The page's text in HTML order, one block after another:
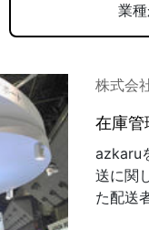
特定個人情報保護方針
発送代行・全
SHIPPING /
在庫管理システム
業
株式会
在庫管
azkaru
送に関
た配送